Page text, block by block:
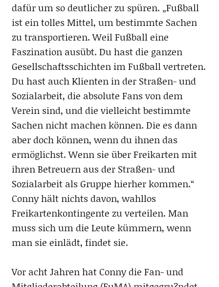
dafür um so deutlicher zu spüren. „Fußball
ist ein tolles Mittel, um bestimmte Sachen
zu transportieren. Weil Fußball eine
Faszination ausübt. Du hast die ganzen
Gesellschaftsschichten im Fußball vertreten.
Du hast auch Klienten in der Straßen- und
Sozialarbeit, die absolute Fans von dem
Verein sind, und die vielleicht bestimmte
Sachen nicht machen können. Die es dann
aber doch können, wenn du ihnen das
ermöglichst. Wenn sie über Freikarten mit
ihren Betreuern aus der Straßen- und
Sozialarbeit als Gruppe hierher kommen.“
Conny hält nichts davon, wahllos
Freikartenkontingente zu verteilen. Man
muss sich um die Leute kümmern, wenn
man sie einlädt, findet sie.
Vor acht Jahren hat Conny die Fan- und